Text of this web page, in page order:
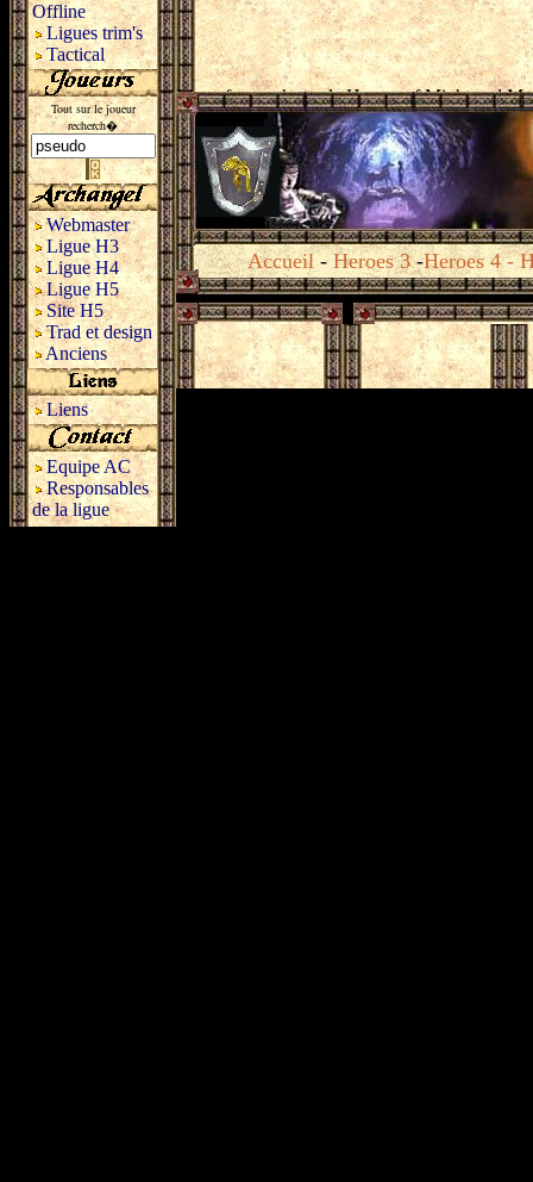
Offline
Ligues trim's
Tactical
Tout sur le joueur
recherch�
Webmaster
Ligue H3
Ligue H4
Ligue H5
Site H5
Trad et design
Anciens
Liens
Equipe AC
Responsables
de la ligue
Accueil-Heroes 3-Heroes 4-